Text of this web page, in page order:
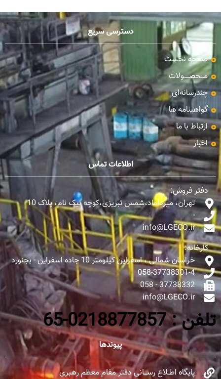
دسترسی سریع
صفحه نخست
مـــحصـــــولات
چندرسانه‌ای
گواهینامه ها
ارتباط با ما
اخبار
اطلاعات تماس
دفتر فروش:
تهران، میرداماد،شمس تبریزی،کوچه نیک نام، پلاک 10
-
info@LGECO.ir
کارخانه:
خراسان شمالی ، اسفراین کیلومتر 10 جاده اسفراین - بجنورد
058-37738301-4
37738332 - 058
info@LGECO.ir
تلفن : 0218877857-65
پیوندها
پایگاه اطــلاع رســـانی دفتر مقام معظم رهبری